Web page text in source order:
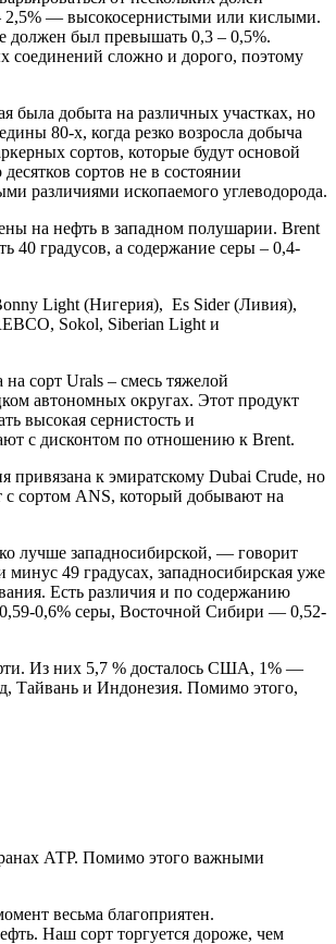
2,5% — высокосернистыми или кислыми.
должен был превышать 0,3 – 0,5%.
соединений сложно и дорого, поэтому
была добыта на различных участках, но
80-х, когда резко возросла добыча
сортов, которые будут основой
сортов не в состоянии
различиями ископаемого углеводорода.
на нефть в западном полушарии. Brent
40 градусов, а содержание серы – 0,4-
Light (Нигерия), Es Sider (Ливия),
Sokol, Siberian Light и
сорт Urals – смесь тяжелой
автономных округах. Этот продукт
высокая сернистость и
с дисконтом по отношению к Brent.
привязана к эмиратскому Dubai Crude, но
с сортом ANS, который добывают на
лучше западносибирской, — говорит
49 градусах, западносибирская уже
Есть различия и по содержанию
0,59-0,6% серы, Восточной Сибири — 0,52-
Из них 5,7 % досталось США, 1% —
и Индонезия. Помимо этого,
АТР. Помимо этого важными
весьма благоприятен.
Наш сорт торгуется дороже, чем